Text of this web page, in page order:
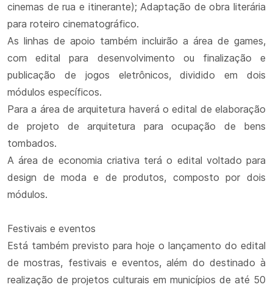
cinemas de rua e itinerante); Adaptação de obra literária
para roteiro cinematográfico.
As linhas de apoio também incluirão a área de games,
com edital para desenvolvimento ou finalização e
publicação de jogos eletrônicos, dividido em dois
módulos específicos.
Para a área de arquitetura haverá o edital de elaboração
de projeto de arquitetura para ocupação de bens
tombados.
A área de economia criativa terá o edital voltado para
design de moda e de produtos, composto por dois
módulos.
Festivais e eventos
Está também previsto para hoje o lançamento do edital
de mostras, festivais e eventos, além do destinado à
realização de projetos culturais em municípios de até 50